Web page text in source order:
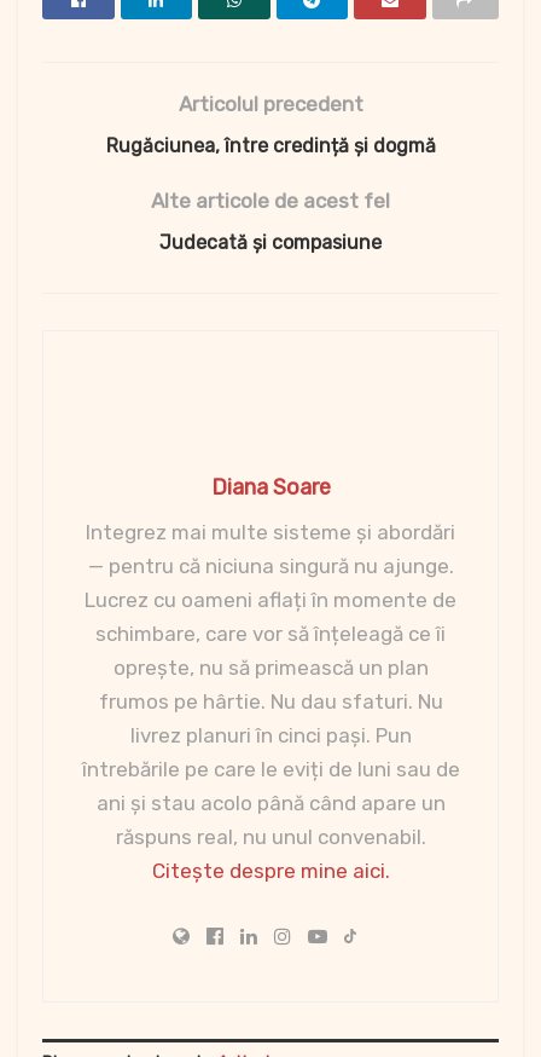
Articolul precedent
Rugăciunea, între credință și dogmă
Alte articole de acest fel
Judecată și compasiune
Diana Soare
Integrez mai multe sisteme și abordări
— pentru că niciuna singură nu ajunge.
Lucrez cu oameni aflați în momente de
schimbare, care vor să înțeleagă ce îi
oprește, nu să primească un plan
frumos pe hârtie. Nu dau sfaturi. Nu
livrez planuri în cinci pași. Pun
întrebările pe care le eviți de luni sau de
ani și stau acolo până când apare un
răspuns real, nu unul convenabil.
Citește despre mine aici.